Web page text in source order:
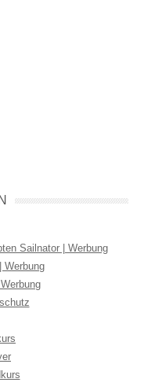
Sailnator | Werbung
Werbung